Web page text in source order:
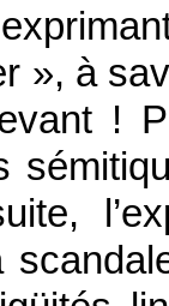
», à
!